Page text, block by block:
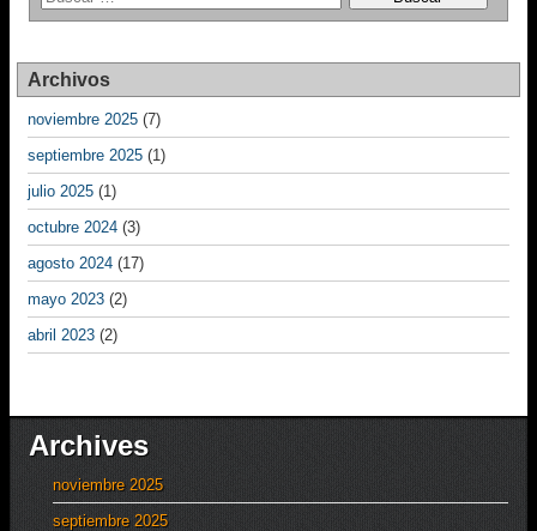
Archivos
noviembre 2025 (7)
septiembre 2025 (1)
julio 2025 (1)
octubre 2024 (3)
agosto 2024 (17)
mayo 2023 (2)
abril 2023 (2)
Archives
noviembre 2025
septiembre 2025